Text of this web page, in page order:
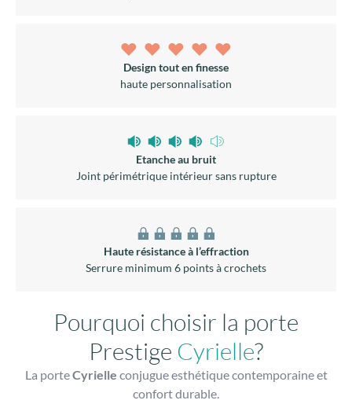
Design tout en finesse
haute personnalisation
Etanche au bruit
Joint périmétrique intérieur sans rupture
Haute résistance à l’effraction
Serrure minimum 6 points à crochets
Pourquoi choisir la porte
Prestige Cyrielle?
La porteCyrielle conjugue esthétique contemporaine et
confort durable.